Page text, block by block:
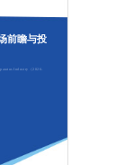
前瞻与投
Industry（2026-